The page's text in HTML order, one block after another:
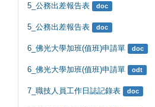
5_公務出差報告表 doc
5_公務出差報告表 doc
6_佛光大學加班(值班)申請單 doc
6_佛光大學加班(值班)申請單 odt
7_職技人員工作日誌記錄表 doc